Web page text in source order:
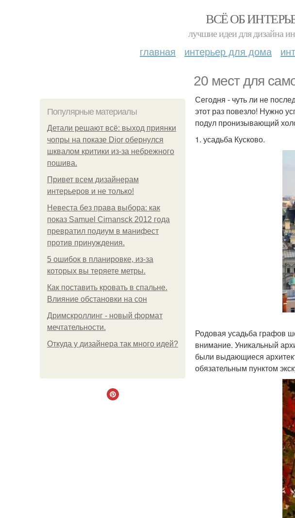
ВСЁ ОБ
лучшие идеи для дизайна
главная интерьер для дома
20 мест для
Популярные материалы
Детали решают всё: выход приянки
чопры на показе Dior обернулся
шквалом критики из-за небрежного
пошива.
Привет всем дизайнерам
интерьеров и не только!
Невеста без права выбора: как
показ Samuel Cirnansck 2012 года
превратил подиум в манифест
против принуждения.
5 ошибок в планировке, из-за
которых вы теряете метры.
Как поставить кровать в спальне.
Влияние обстановки на сон
Дримскроллинг - новый формат
мечтательности.
Откуда у дизайнера так много идей?
Сегодня - чуть ли не
этот раз повезло! Нужно
подул пронизывающий
1. усадьба Кусково.
Родовая усадьба графов
внимание. Уникальный
были выдающиеся
обязательным пунктом